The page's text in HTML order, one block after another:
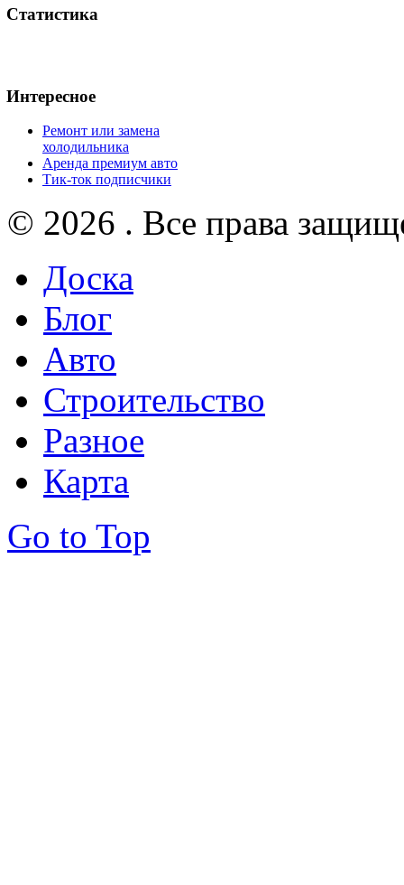
Статистика
Интересное
Ремонт или замена
холодильника
Аренда премиум авто
Тик-ток подписчики
© 2026 . Все права
Доска
Блог
Авто
Строительство
Разное
Карта
Go to Top